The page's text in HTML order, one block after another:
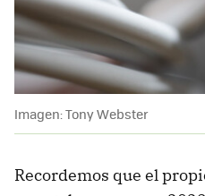
Imagen: Tony Webster
Recordemos que el